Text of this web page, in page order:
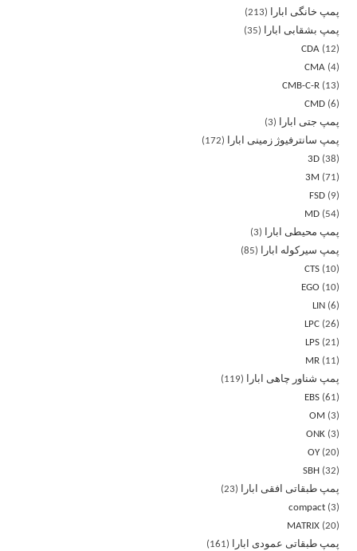
پمپ خانگی ابارا
213
پمپ بشقابی ابارا
35
CDA
12
CMA 4
CMB-C-R
13
CMD 6
پمپ جتی ابارا
3
پمپ سانترفیوژ زمینی ابارا
172
3D 38
3M
71
FSD
9
MD
54
پمپ محیطی ابارا
3
پمپ سیرکوله ابارا
85
CTS
10
EGO
10
LIN
6
LPC 26
LPS 21
MR
11
پمپ شناور چاهی ابارا
119
EBS 61
OM
3
ONK 3
OY 20
SBH
32
پمپ طبقاتی افقی ابارا
23
compact 3
MATRIX 20
پمپ طبقاتی عمودی ابارا
161